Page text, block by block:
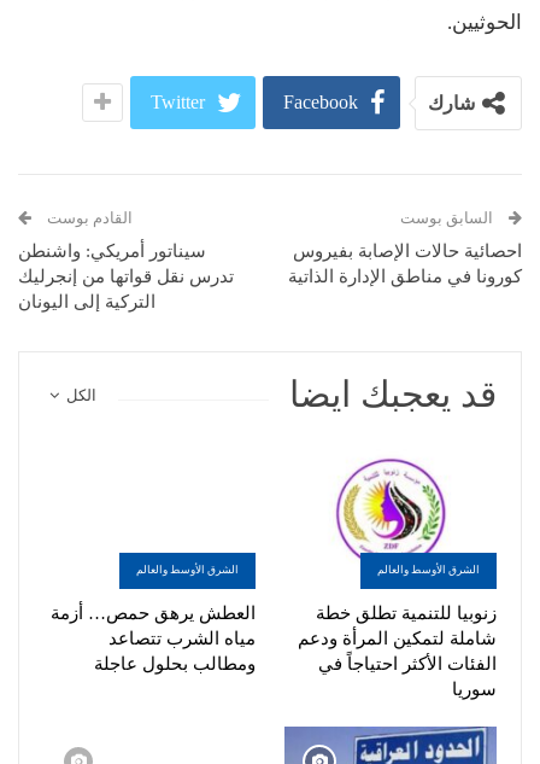
الحوثيين.
شارك Facebook
Twitter
السابق بوست
احصائية حالات الإصابة بفيروس
كورونا في مناطق الإدارة الذاتية
القادم بوست
سيناتور أمريكي: واشنطن
تدرس نقل قواتها من إنجرليك
التركية إلى اليونان
الكل قد يعجبك ايضا
الشرق الأوسط والعالم
زنوبيا للتنمية تطلق خطة
شاملة لتمكين المرأة ودعم
الفئات الأكثر احتياجاً في
سوريا
الشرق الأوسط والعالم
العطش يرهق حمص… أزمة
مياه الشرب تتصاعد
ومطالب بحلول عاجلة